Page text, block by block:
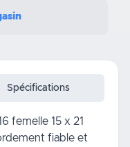
Spécifications
femelle 15 x 21
fiable et